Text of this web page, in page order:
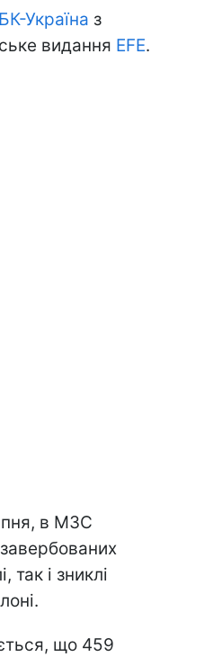
Україна з
видання EFE.
в МЗС
так і зниклі
що 459